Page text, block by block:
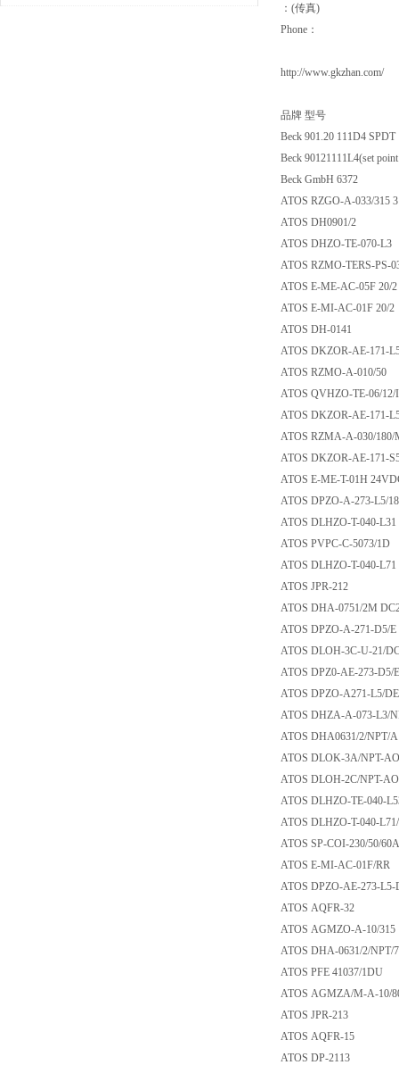
：(传真)
Phone：
http://www.gkzhan.com/
品牌 型号
Beck 901.20 111D4
Beck 90121111L4(set
Beck GmbH 6372
ATOS RZGO-A-
ATOS DH0901/2
ATOS DHZO-TE-
ATOS RZMO-TERS-
ATOS E-ME-AC-
ATOS E-MI-AC-
ATOS DH-0141
ATOS DKZOR-AE-
ATOS RZMO-A-
ATOS QVHZO-TE-
ATOS DKZOR-AE-
ATOS RZMA-A-
ATOS DKZOR-AE-
ATOS E-ME-T-01H
ATOS DPZO-A-
ATOS DLHZO-T-
ATOS PVPC-C-
ATOS DLHZO-T-
ATOS JPR-212
ATOS DHA-0751/
ATOS DPZO-A-
ATOS DLOH-3C-U-
ATOS DPZ0-AE-
ATOS DPZO-A271-
ATOS DHZA-A-073-
ATOS DHA0631/2/
ATOS DLOK-3A/
ATOS DLOH-2C/
ATOS DLHZO-TE-
ATOS DLHZO-T-
ATOS SP-COI-230/
ATOS E-MI-AC-
ATOS DPZO-AE-
ATOS AQFR-32
ATOS AGMZO-A-
ATOS DHA-0631/2/
ATOS PFE 41037/
ATOS AGMZA/M-
ATOS JPR-213
ATOS AQFR-15
ATOS DP-2113